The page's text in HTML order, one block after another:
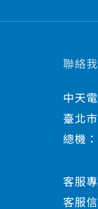
聯絡
中天
臺北
總機：
客服專
客服信